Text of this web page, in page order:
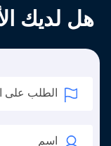
هل لديك